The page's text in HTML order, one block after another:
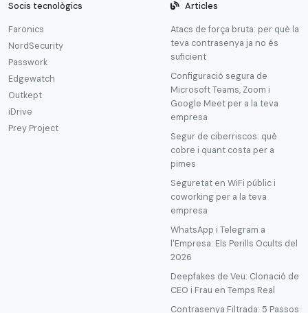
Socis tecnològics
Faronics
NordSecurity
Passwork
Edgewatch
Outkept
iDrive
Prey Project
Articles
Atacs de força bruta: per què la
teva contrasenya ja no és
suficient
Configuració segura de
Microsoft Teams, Zoom i
Google Meet per a la teva
empresa
Segur de ciberriscos: què
cobre i quant costa per a
pimes
Seguretat en WiFi públic i
coworking per a la teva
empresa
WhatsApp i Telegram a
l'Empresa: Els Perills Ocults del
2026
Deepfakes de Veu: Clonació de
CEO i Frau en Temps Real
Contrasenya Filtrada: 5 Passos